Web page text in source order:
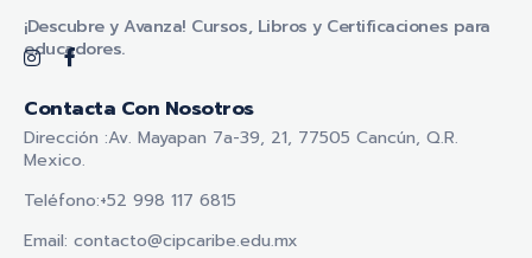
¡Descubre y Avanza! Cursos, Libros y Certificaciones para
educadores.
Contacta Con Nosotros
Dirección :Av. Mayapan 7a-39, 21, 77505 Cancún, Q.R.
Mexico.
Teléfono:+52 998 117 6815
Email: contacto@cipcaribe.edu.mx